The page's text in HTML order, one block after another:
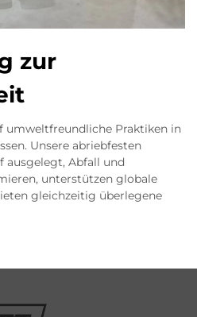
zur
umweltfreundliche Praktiken in
Unsere abriebfesten
ausgelegt, Abfall und
unterstützen globale
gleichzeitig überlegene